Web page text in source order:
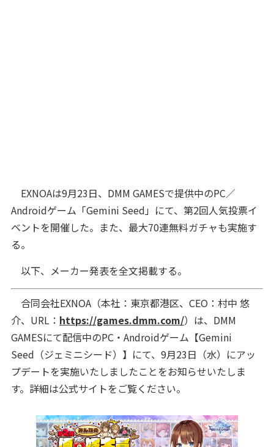
EXNOAは9月23日、DMM GAMESで提供中のPC／
Androidゲーム「Gemini Seed」にて、第2回人気投票イ
ベントを開催した。また、最大70連無料ガチャも実施す
る。
以下、メーカー発表を全文掲載する。
合同会社EXNOA（本社：東京都港区、CEO：村中 悠
介、URL： https://games.dmm.com/）は、DMM
GAMESにて配信中のPC・Androidゲーム【Gemini
Seed（ジェミニシード）】にて、9月23日（水）にアッ
プデートを実施いたしましたことをお知らせいたしま
す。詳細は公式サイトをご覧ください。